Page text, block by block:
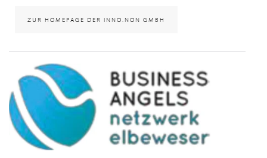
ZUR HOMEPAGE DER INNO.NON GMBH